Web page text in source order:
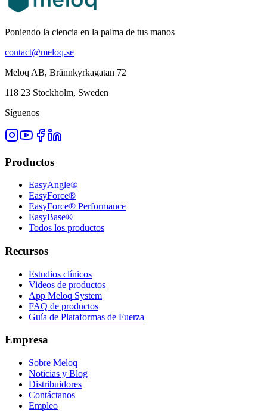
Poniendo la ciencia en la palma de tus manos
contact@meloq.se
Meloq AB, Brännkyrkagatan 72
118 23 Stockholm, Sweden
Síguenos
Productos
EasyAngle®
EasyForce®
EasyForce® Performance
EasyBase®
Todos los productos
Recursos
Estudios clínicos
Videos de productos
App Meloq System
FAQ de productos
Guía de Plataformas de Fuerza
Empresa
Sobre Meloq
Noticias y Blog
Distribuidores
Contáctanos
Empleo